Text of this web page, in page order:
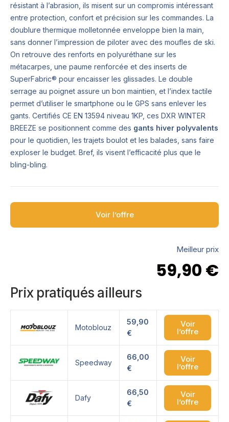
résistant à l’abrasion, ils misent sur un compromis intéressant
entre protection, confort et précision sur les commandes. La
doublure thermique molletonnée enveloppe bien la main,
sans donner l’impression de piloter avec des moufles de ski.
On retrouve des renforts en polyuréthane sur les
métacarpes, une paume renforcée et des inserts de
SuperFabric® pour encaisser les glissades. Le double
serrage au poignet assure un bon maintien, et l’index tactile
permet d’utiliser le smartphone ou le GPS sans enlever les
gants. Certifiés CE EN 13594 niveau 1KP, ces DXR WINTER
BREEZE se positionnent comme des gants hiver polyvalents
pour le quotidien, les trajets boulot et les balades, sans faire
exploser le budget. Bref, ils visent l’efficacité plus que le
bling-bling.
Voir l’offre
Meilleur prix
59,90 €
Prix pratiqués ailleurs
Motoblouz
59,90
€
Voir
l’offre
Speedway
66,00
€
Voir
l’offre
Dafy
66,50
€
Voir
l’offre